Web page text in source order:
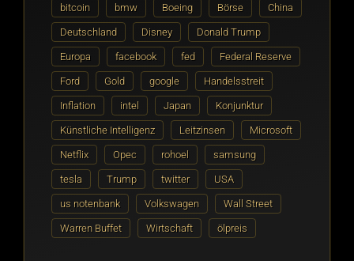
bitcoin bmw Boeing Börse China
Deutschland Disney Donald Trump
Europa facebook fed Federal Reserve
Ford Gold google Handelsstreit
Inflation intel Japan Konjunktur
Künstliche Intelligenz Leitzinsen Microsoft
Netflix Opec rohoel samsung
tesla Trump twitter USA
us notenbank Volkswagen Wall Street
Warren Buffet Wirtschaft ölpreis